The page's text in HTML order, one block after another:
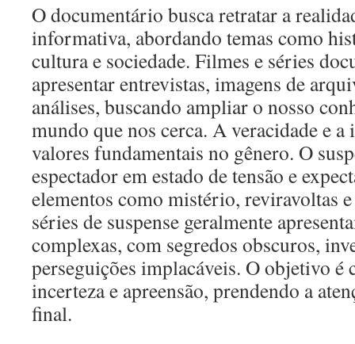
O documentário busca retratar a
informativa, abordando temas como
cultura e sociedade. Filmes e séries
apresentar entrevistas, imagens de
análises, buscando ampliar o nosso
mundo que nos cerca. A veracidade e
valores fundamentais no gênero. O
espectador em estado de tensão e
elementos como mistério, reviravoltas
séries de suspense geralmente
complexas, com segredos obscuros,
perseguições implacáveis. O objetivo é
incerteza e apreensão, prendendo a
final.